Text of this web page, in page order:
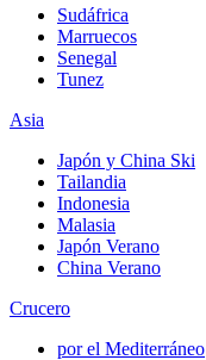
Sudáfrica
Marruecos
Senegal
Tunez
Asia
Japón y China Ski
Tailandia
Indonesia
Malasia
Japón Verano
China Verano
Crucero
por el Mediterráneo